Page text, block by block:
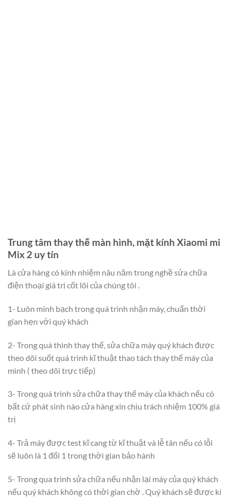
Trung tâm thay thế màn hình, mặt kính Xiaomi mi
Mix 2 uy tín
Là cửa hàng có kinh nhiệm nâu năm trong nghề sửa chữa
điện thoại giá trị cốt lõi của chúng tôi .
1- Luôn minh bạch trong quá trình nhận máy, chuẩn thời
gian hẹn với quý khách
2- Trong quá thình thay thế, sửa chữa máy quý khách được
theo dõi suốt quá trình kĩ thuật thao tách thay thế máy của
mình ( theo dõi trực tiếp)
3- Trong quá trình sửa chữa thay thế máy của khách nếu có
bất cứ phát sinh nào cửa hàng xin chịu trách nhiệm 100% giá
trị
4- Trả máy được test kĩ cang từ kĩ thuật và lễ tân nếu có lỗi
sẽ luôn là 1 đổi 1 trong thời gian bảo hành
5- Trong qua trình sửa chữa nếu nhận lại máy của quý khách
nếu quý khách không có thời gian chờ . Quý khách sẽ được kí